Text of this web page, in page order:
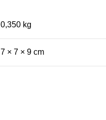
0,350 kg
7 × 7 × 9 cm